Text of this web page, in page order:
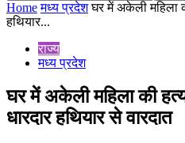
Home मध्य प्रदेश घर में अकेली महिला
हथियार...
राज्य
मध्य प्रदेश
घर में अकेली महिला की
धारदार हथियार से वारदात